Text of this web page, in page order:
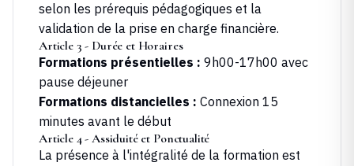
selon les prérequis pédagogiques et la
validation de la prise en charge financière.
Article 3 - Durée et Horaires
Formations présentielles : 9h00-17h00 avec
pause déjeuner
Formations distancielles : Connexion 15
minutes avant le début
Article 4 - Assiduité et Ponctualité
La présence à l'intégralité de la formation est